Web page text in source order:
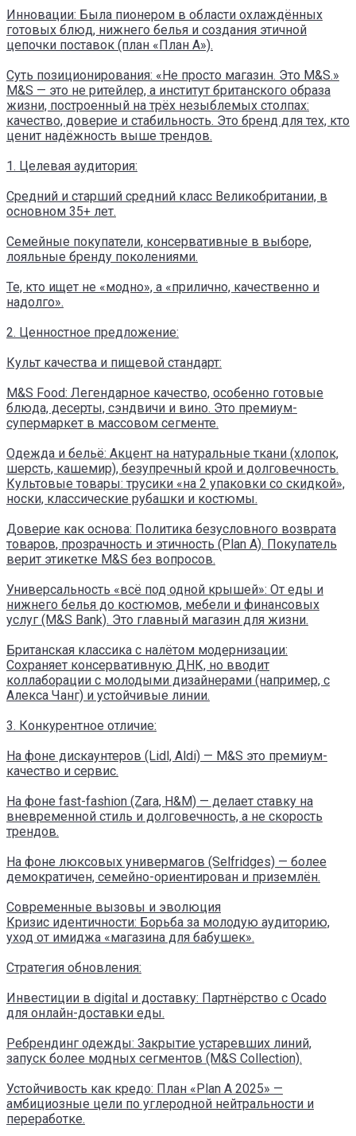
Инновации: Была пионером в области охлаждённых
готовых блюд, нижнего белья и создания этичной
цепочки поставок (план «План А»).
Суть позиционирования: «Не просто магазин. Это M&S.»
M&S — это не ритейлер, а институт британского образа
жизни, построенный на трёх незыблемых столпах:
качество, доверие и стабильность. Это бренд для тех, кто
ценит надёжность выше трендов.
1. Целевая аудитория:
Средний и старший средний класс Великобритании, в
основном 35+ лет.
Семейные покупатели, консервативные в выборе,
лояльные бренду поколениями.
Те, кто ищет не «модно», а «прилично, качественно и
надолго».
2. Ценностное предложение:
Культ качества и пищевой стандарт:
M&S Food: Легендарное качество, особенно готовые
блюда, десерты, сэндвичи и вино. Это премиум-
супермаркет в массовом сегменте.
Одежда и бельё: Акцент на натуральные ткани (хлопок,
шерсть, кашемир), безупречный крой и долговечность.
Культовые товары: трусики «на 2 упаковки со скидкой»,
носки, классические рубашки и костюмы.
Доверие как основа: Политика безусловного возврата
товаров, прозрачность и этичность (Plan A). Покупатель
верит этикетке M&S без вопросов.
Универсальность «всё под одной крышей»: От еды и
нижнего белья до костюмов, мебели и финансовых
услуг (M&S Bank). Это главный магазин для жизни.
Британская классика с налётом модернизации:
Сохраняет консервативную ДНК, но вводит
коллаборации с молодыми дизайнерами (например, с
Алекса Чанг) и устойчивые линии.
3. Конкурентное отличие:
На фоне дискаунтеров (Lidl, Aldi) — M&S это премиум-
качество и сервис.
На фоне fast-fashion (Zara, H&M) — делает ставку на
вневременной стиль и долговечность, а не скорость
трендов.
На фоне люксовых универмагов (Selfridges) — более
демократичен, семейно-ориентирован и приземлён.
Современные вызовы и эволюция
Кризис идентичности: Борьба за молодую аудиторию,
уход от имиджа «магазина для бабушек».
Стратегия обновления:
Инвестиции в digital и доставку: Партнёрство с Ocado
для онлайн-доставки еды.
Ребрендинг одежды: Закрытие устаревших линий,
запуск более модных сегментов (M&S Collection).
Устойчивость как кредо: План «Plan A 2025» —
амбициозные цели по углеродной нейтральности и
переработке.